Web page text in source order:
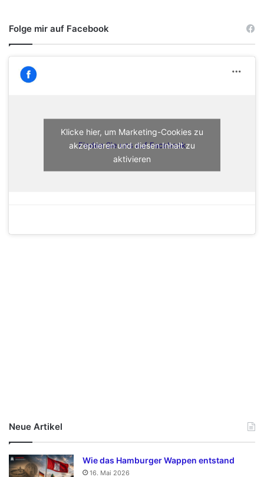
Folge mir auf Facebook
Finden Sie uns auf Facebook
Klicke hier, um Marketing-Cookies zu
akzeptieren und diesen Inhalt zu
aktivieren
Neue Artikel
Wie das Hamburger Wappen entstand
16. Mai 2026